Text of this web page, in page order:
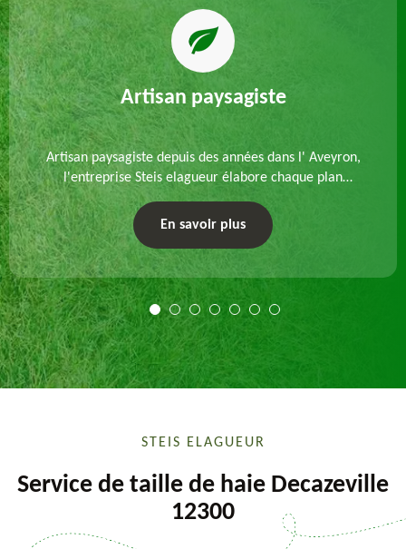
Artisan paysagiste
Artisan paysagiste depuis des années dans l' Aveyron,
l'entreprise Steis elagueur élabore chaque plan
d'aménagement paysager et exécute les travaux
afférents. Devis gratuit et sur mesure.
En savoir plus
STEIS ELAGUEUR
Service de taille de haie Decazeville
12300